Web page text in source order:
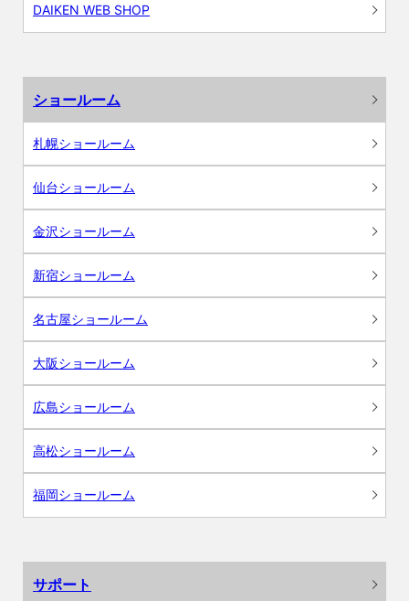
DAIKEN WEB SHOP
ショールーム
札幌ショールーム
仙台ショールーム
金沢ショールーム
新宿ショールーム
名古屋ショールーム
大阪ショールーム
広島ショールーム
高松ショールーム
福岡ショールーム
サポート